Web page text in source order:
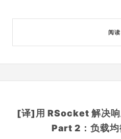
阅读
[译]用 RSocket 解决
Part 2：负载均